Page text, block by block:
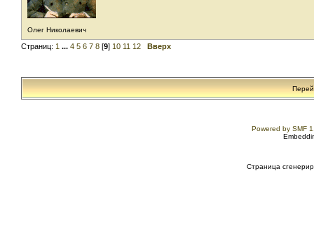
Олег Николаевич
Страниц: 1 ... 4 5 6 7 8 [9] 10 11 12 Вверх
Powered by SMF
Страница